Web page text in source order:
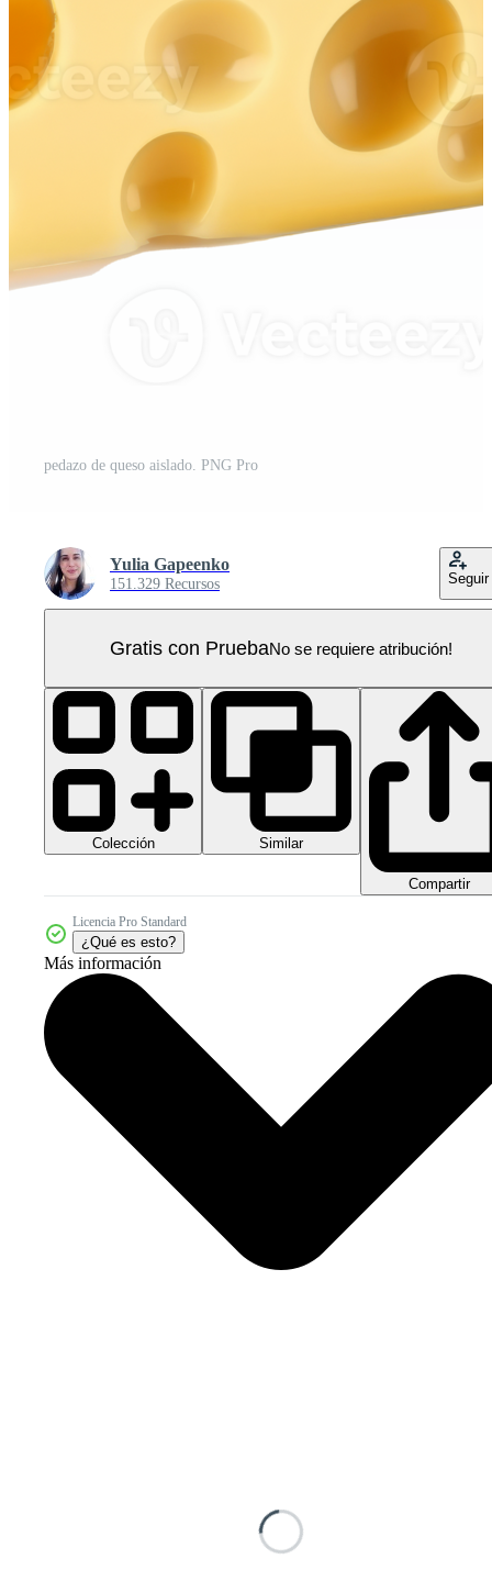
pedazo de queso aislado. PNG Pro
Yulia Gapeenko
151.329 Recursos Seguir
Gratis con PruebaNo se requiere atribución!
Colección Similar
Compartir
Licencia Pro Standard
¿Qué es esto?
Más información